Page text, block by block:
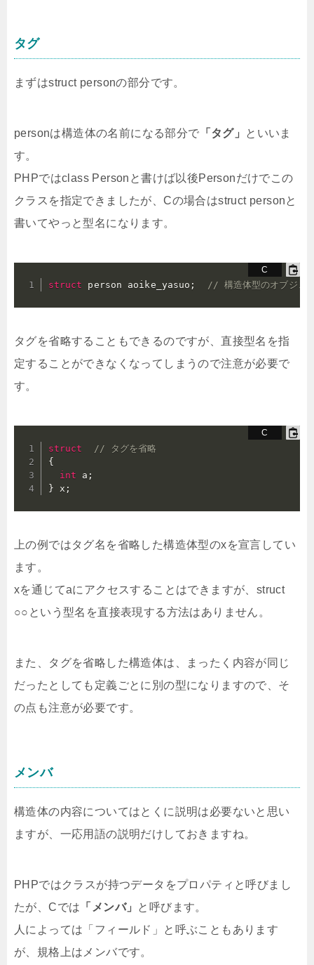
タグ
まずはstruct personの部分です。
personは構造体の名前になる部分で 「タグ」
といいま
す。
PHPではclass Personと書けば以後Personだけでこの
クラスを指定できましたが、Cの場合はstruct personと
書いてやっと型名になります。
struct person aoike_yasuo ; // 構造体型のオブジェ
タグを省略することもできるのですが、直接型名を指
定することができなくなってしまうので注意が必要で
す。
struct
// タグを省略
{
int a ;
} x ;
上の例ではタグ名を省略した構造体型のxを宣言してい
ます。
xを通じてaにアクセスすることはできますが、struct
○○という型名を直接表現する方法はありません。
また、タグを省略した構造体は、まったく内容が同じ
だったとしても定義ごとに別の型になりますので、そ
の点も注意が必要です。
メンバ
構造体の内容についてはとくに説明は必要ないと思い
ますが、一応用語の説明だけしておきますね。
PHPではクラスが持つデータをプロパティと呼びまし
たが、Cでは 「メンバ」 と呼びます。
人によっては「フィールド」と呼ぶこともあります
が、規格上はメンバです。